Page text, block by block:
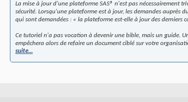
La mise à jour d'une plateforme SAS® n'est pas nécessairement
sécurité. Lorsqu'une plateforme est à jour, les demandes auprès
qui sont demandées : « la plateforme est-elle à jour des derniers
Ce tutoriel n'a pas vocation à devenir une bible, mais un guide.
empêchera alors de refaire un document ciblé sur votre
suite...